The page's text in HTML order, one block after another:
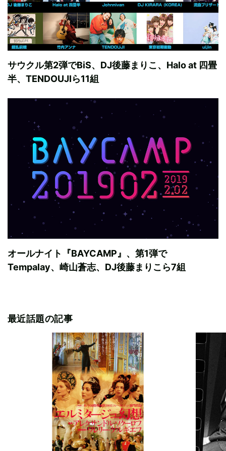
サウクル第2弾でBiS、DJ後藤まりこ、Halo at 四畳
半、TENDOUJIら11組
オールナイト『BAYCAMP』、第1弾で
Tempalay、崎山蒼志、DJ後藤まりこら7組
最近話題の記事